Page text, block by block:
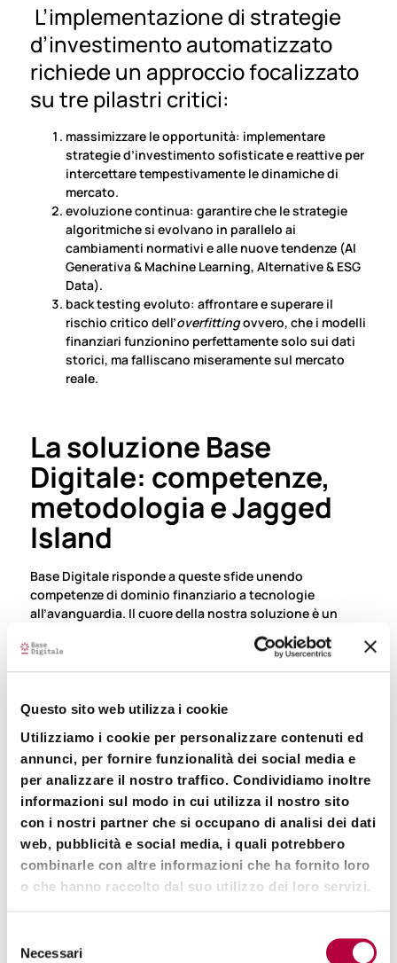
Questo sito web utilizza i cookie
Utilizziamo i cookie per personalizzare contenuti ed
annunci, per fornire funzionalità dei social media e
per analizzare il nostro traffico. Condividiamo inoltre
informazioni sul modo in cui utilizza il nostro sito
con i nostri partner che si occupano di analisi dei dati
web, pubblicità e social media, i quali potrebbero
combinarle con altre informazioni che ha fornito loro
o che hanno raccolto dal suo utilizzo dei loro servizi.
delNecessari
L’implementazione di strategie
d’investimento automatizzato
richiede un approccio focalizzato
su tre pilastri critici:
massimizzare le opportunità: implementare
strategie d’investimento sofisticate e reattive per
intercettare tempestivamente le dinamiche di
mercato.
evoluzione continua: garantire che le strategie
algoritmiche si evolvano in parallelo ai
cambiamenti normativi e alle nuove tendenze (AI
Generativa & Machine Learning, Alternative & ESG
Data).
back testing evoluto: affrontare e superare il
rischio critico dell’overfittingovvero, che i modelli
finanziari funzionino perfettamente solo sui dati
storici, ma falliscano miseramente sul mercato
reale.
La soluzione Base
Digitale: competenze,
metodologia eJagged
Island
Base Digitale risponde a queste sfide unendo
competenze di dominio finanziario a tecnologie
all’avanguardia. Il cuore della nostra soluzione è un
approccio metodologico a quattro fasi, supportato
dalla potenza della piattaforma tecnologica
proprietaria, Jagged Island.
L’approccio metodologico garantisce lo sviluppo di
modelli quantitativi robusti, dinamici e personalizzati
sui vostri obiettivi strategici, pronti per la messa in
produzione:
Fase Obiettivo Focus Operativo
1. Requisiti
modello
finanziario
Allineamento
strategico e
specificazione
2. Design Analisi approfondita,